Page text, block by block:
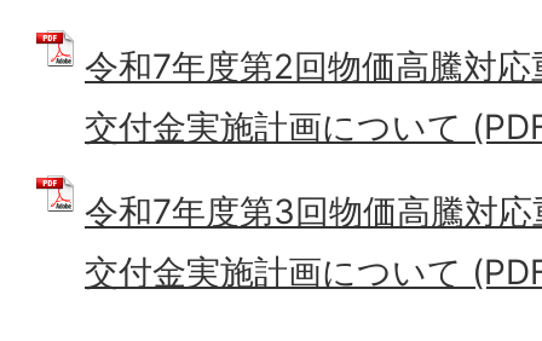
令和7年度第2回物価高騰対
交付金実施計画について
令和7年度第3回物価高騰対
交付金実施計画について